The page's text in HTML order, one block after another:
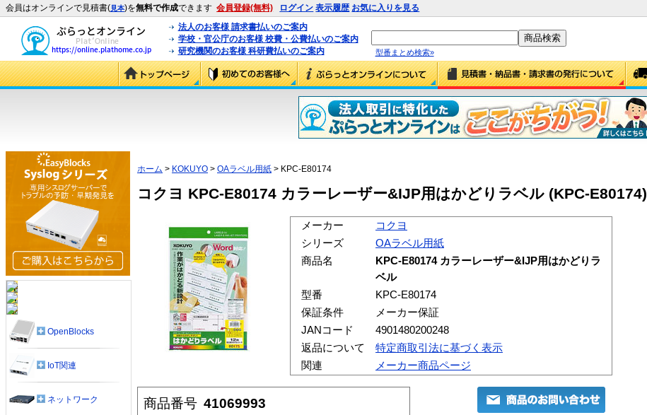
会員はオンラインで見積書(見本)を無料で作成できます 会員登録(無料) ログイン 表示履歴 お気に入りを見る
法人のお客様 請求書払いのご案内
学校・官公庁のお客様 校費・公費払いのご案内
研究機関のお客様 科研費払いのご案内
型番まとめ検索»
ホーム > KOKUYO > OAラベル用紙 > KPC-E80174
コクヨ KPC-E80174 カラーレーザー&IJP用はかどりラベル (KPC-E80174)
メーカー
コクヨ
シリーズ
OAラベル用紙
商品名
KPC-E80174 カラーレーザー&IJP用はかどりラ
ベル
型番
KPC-E80174
保証条件
メーカー保証
JANコード
4901480200248
返品について
特定商取引法に基づく表示
関連
メーカー商品ページ
商品番号 41069993
OpenBlocks
IoT関連
ネットワーク